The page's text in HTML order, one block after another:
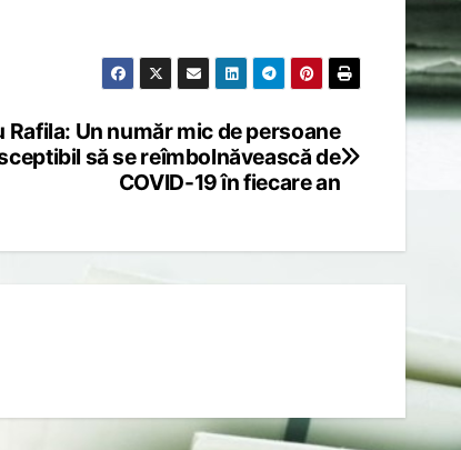
Rafila: Un număr mic de persoane
să se reîmbolnăvească de
COVID-19 în fiecare an